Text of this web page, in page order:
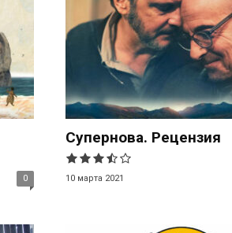
0
Супернова. Рецензия
10 марта 2021